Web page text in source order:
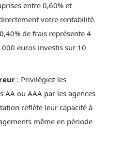
entre 0,60% et
votre rentabilité.
de frais représente 4
euros investis sur 10
: Privilégiez les
AA ou AAA par les agences
reflète leur capacité à
même en période